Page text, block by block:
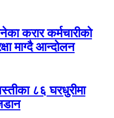
करार कर्मचारीको
माग्दै आन्दोलन
८६ घरधुरीमा